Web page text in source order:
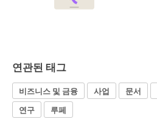
연관된 태그
비즈니스 및 금융 사업 문서
연구
루페